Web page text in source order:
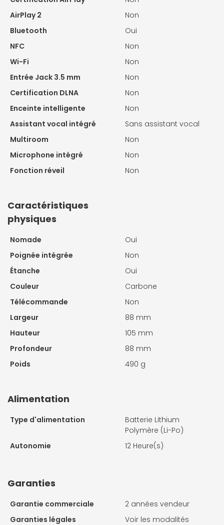
AirPlay 2
Non
Bluetooth
Oui
NFC
Non
Wi-Fi
Non
Entrée Jack 3.5 mm
Non
Certification DLNA
Non
Enceinte intelligente
Non
Assistant vocal intégré
Sans assistant vocal
Multiroom
Non
Microphone intégré
Non
Fonction réveil
Non
Caractéristiques
physiques
Nomade
Oui
Poignée intégrée
Non
Étanche
Oui
Couleur
Carbone
Télécommande
Non
Largeur
88 mm
Hauteur
105 mm
Profondeur
88 mm
Poids
490 g
Alimentation
Type d'alimentation
Batterie Lithium
Polymère (Li-Po)
Autonomie
12 Heure(s)
Garanties
Garantie commerciale
2 années vendeur
Garanties légales
Voir les modalités